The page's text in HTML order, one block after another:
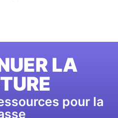
LA
pour la